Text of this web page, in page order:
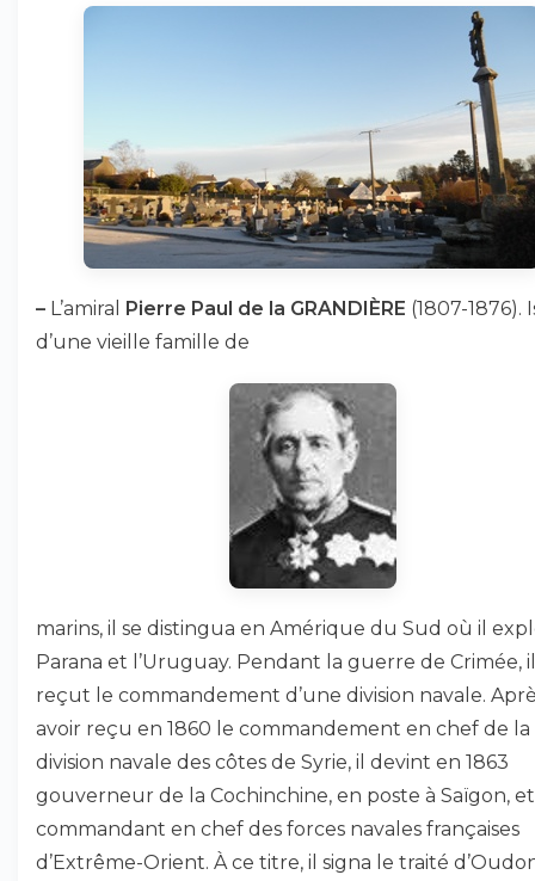
– L’amiral Pierre Paul de la GRANDIÈRE (1807-1876).
d’une vieille famille de
marins, il se distingua en Amérique du Sud où il
Parana et l’Uruguay. Pendant la guerre de Crimée, il
reçut le commandement d’une division navale.
avoir reçu en 1860 le commandement en chef de la
division navale des côtes de Syrie, il devint en 1863
gouverneur de la Cochinchine, en poste à Saïgon, et
commandant en chef des forces navales françaises
d’Extrême-Orient. À ce titre, il signa le traité